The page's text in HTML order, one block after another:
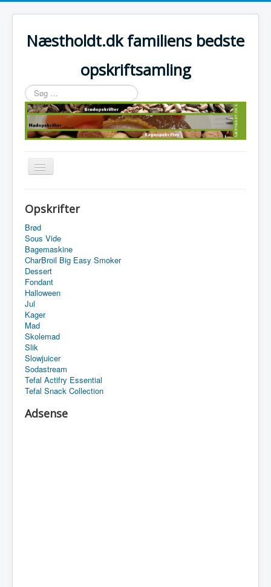
Næstholdt.dk familiens bedste
opskriftsamling
Søg
…
Skift
navigation
Tefal Actifry Essential
Opskrifter
Brød
Sous Vide
Bagemaskine
CharBroil Big Easy Smoker
Dessert
Fondant
Halloween
Jul
Kager
Mad
Skolemad
Slik
Slowjuicer
Sodastream
Tefal Actifry Essential
Tefal Snack Collection
Adsense